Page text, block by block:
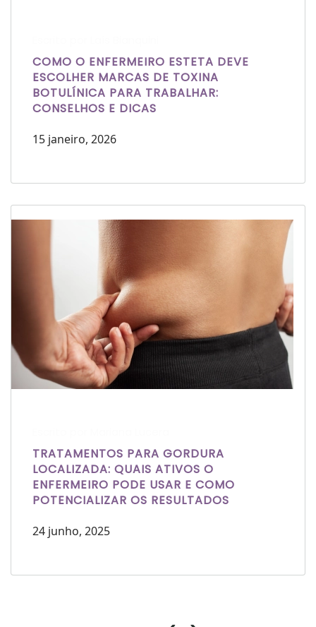
COMO O ENFERMEIRO ESTETA DEVE
ESCOLHER MARCAS DE TOXINA
BOTULÍNICA PARA TRABALHAR:
CONSELHOS E DICAS
15 janeiro, 2026
TRATAMENTOS PARA GORDURA
LOCALIZADA: QUAIS ATIVOS O
ENFERMEIRO PODE USAR E COMO
POTENCIALIZAR OS RESULTADOS
24 junho, 2025